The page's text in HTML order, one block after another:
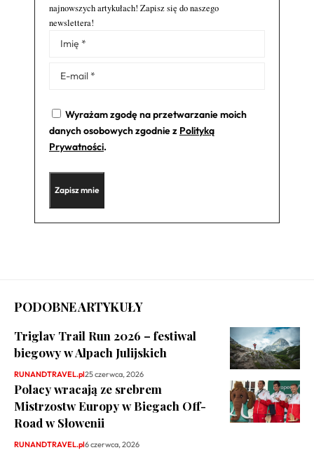
najnowszych artykułach! Zapisz się do naszego
newslettera!
Wyrażam zgodę na przetwarzanie moich
danych osobowych zgodnie z Polityką
Prywatności.
Alternative:
PODOBNE ARTYKUŁY
Triglav Trail Run 2026 – festiwal
biegowy w Alpach Julijskich
RUNANDTRAVEL.pl25 czerwca, 2026
Polacy wracają ze srebrem
Mistrzostw Europy w Biegach Off-
Road w Słowenii
RUNANDTRAVEL.pl6 czerwca, 2026